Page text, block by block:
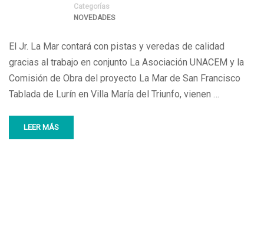
Categorías
NOVEDADES
El Jr. La Mar contará con pistas y veredas de calidad
gracias al trabajo en conjunto La Asociación UNACEM y la
Comisión de Obra del proyecto La Mar de San Francisco
Tablada de Lurín en Villa María del Triunfo, vienen …
LEER MÁS